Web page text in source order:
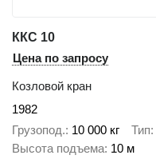
ККС 10
Цена по запросу
Козловой кран
1982
Грузопод. 10 000 кг Тип
Высота подъема 10 м